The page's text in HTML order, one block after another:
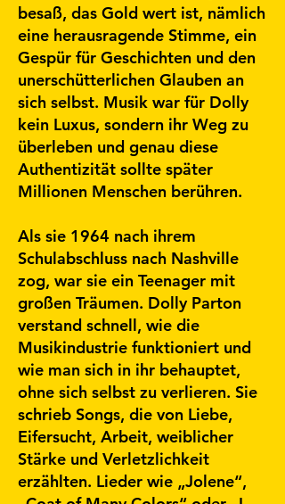
besaß, das Gold wert ist, nämlich
eine herausragende Stimme, ein
Gespür für Geschichten und den
unerschütterlichen Glauben an
sich selbst. Musik war für Dolly
kein Luxus, sondern ihr Weg zu
überleben und genau diese
Authentizität sollte später
Millionen Menschen berühren.
Als sie 1964 nach ihrem
Schulabschluss nach Nashville
zog, war sie ein Teenager mit
großen Träumen. Dolly Parton
verstand schnell, wie die
Musikindustrie funktioniert und
wie man sich in ihr behauptet,
ohne sich selbst zu verlieren. Sie
schrieb Songs, die von Liebe,
Eifersucht, Arbeit, weiblicher
Stärke und Verletzlichkeit
erzählten. Lieder wie „Jolene“,